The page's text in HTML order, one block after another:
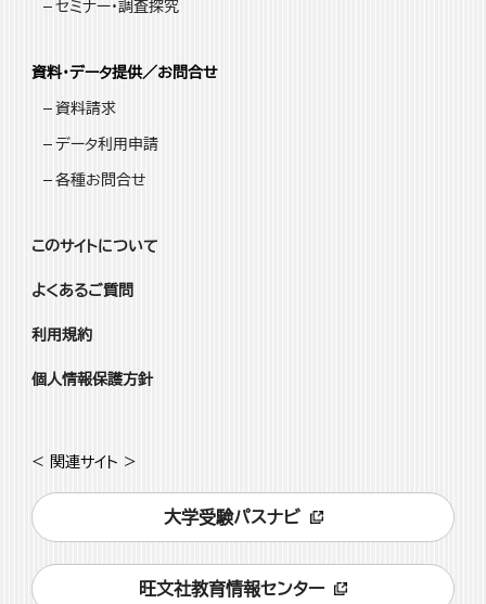
セミナー・調査探究
資料・データ提供／お問合せ
資料請求
データ利用申請
各種お問合せ
このサイトについて
よくあるご質問
利用規約
個人情報保護方針
< 関連サイト >
大学受験パスナビ
旺文社教育情報センター